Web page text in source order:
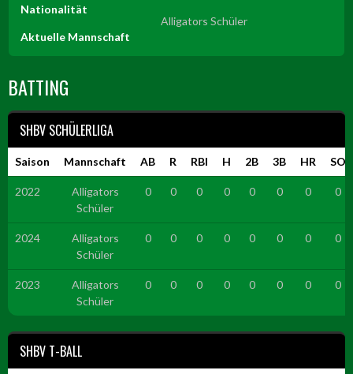
Nationalität
Aktuelle Mannschaft
Alligators Schüler
BATTING
SHBV SCHÜLERLIGA
Saison Mannschaft AB R RBI H 2B 3B HR SO
2022
Alligators
Schüler
0 0 0 0 0 0 0 0
2024
Alligators
Schüler
0 0 0 0 0 0 0 0
2023
Alligators
Schüler
0 0 0 0 0 0 0 0
SHBV T-BALL